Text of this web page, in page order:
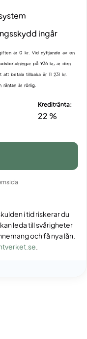
ingår
är 0 kr. Vid nyttjande av en
på 936 kr, är den
betala tillbaka är 11 231 kr.
räntan är rörlig.
Kreditränta:
22 %
i tid riskerar du
leda till svårigheter
och få nya lån.
.